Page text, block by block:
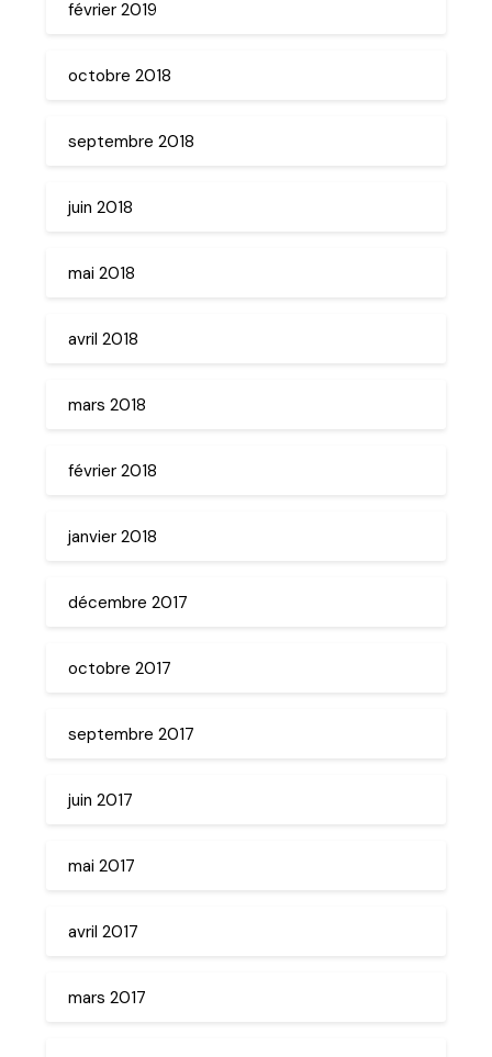
février 2019
octobre 2018
septembre 2018
juin 2018
mai 2018
avril 2018
mars 2018
février 2018
janvier 2018
décembre 2017
octobre 2017
septembre 2017
juin 2017
mai 2017
avril 2017
mars 2017